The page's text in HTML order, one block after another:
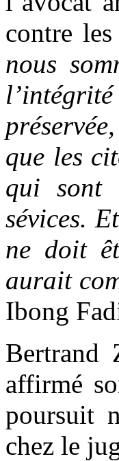
contre
nous
que les
qui sont
sévices.
ne doit
aurait
Ibong
Bertrand
affirmé
poursuit
chez le